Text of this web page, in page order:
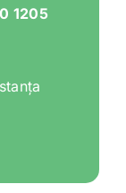
1205